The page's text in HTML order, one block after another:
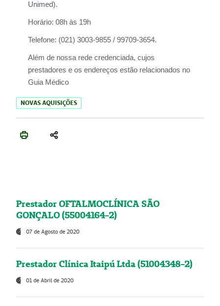
Unimed).
Horário: 08h às 19h
Telefone: (021) 3003-9855 / 99709-3654.
Além de nossa rede credenciada, cujos
prestadores e os endereços estão relacionados no
Guia Médico
NOVAS AQUISIÇÕES
Prestador OFTALMOCLÍNICA SÃO
GONÇALO (55004164-2)
07 de Agosto de 2020
Prestador Clínica Itaipú Ltda (51004348-2)
01 de Abril de 2020